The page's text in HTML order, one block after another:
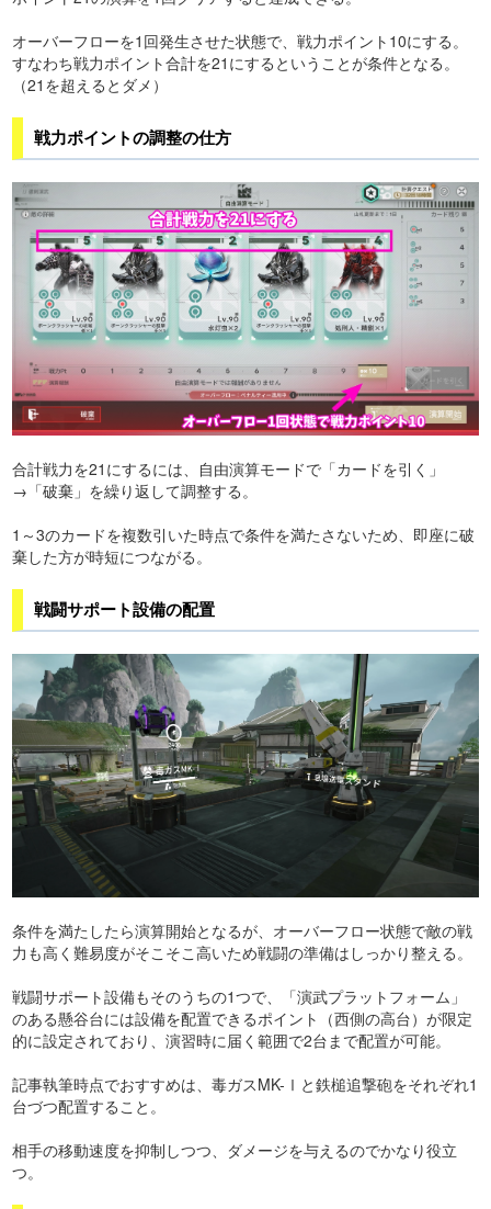
オーバーフローを1回発生させた状態で、戦力ポイント10にする。
すなわち戦力ポイント合計を21にするということが条件となる。
（21を超えるとダメ）
戦力ポイントの調整の仕方
合計戦力を21にするには、自由演算モードで「カードを引く」
→「破棄」を繰り返して調整する。
1～3のカードを複数引いた時点で条件を満たさないため、即座に破
棄した方が時短につながる。
戦闘サポート設備の配置
条件を満たしたら演算開始となるが、オーバーフロー状態で敵の戦
力も高く難易度がそこそこ高いため戦闘の準備はしっかり整える。
戦闘サポート設備もそのうちの1つで、「演武プラットフォーム」
のある懸谷台には設備を配置できるポイント（西側の高台）が限定
的に設定されており、演習時に届く範囲で2台まで配置が可能。
記事執筆時点でおすすめは、毒ガスMK-Ⅰと鉄槌追撃砲をそれぞれ1
台づつ配置すること。
相手の移動速度を抑制しつつ、ダメージを与えるのでかなり役立
つ。